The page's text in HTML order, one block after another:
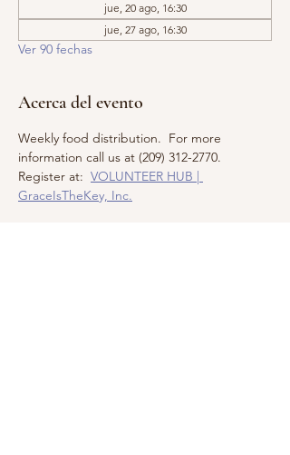
jue, 20 ago, 16:30
jue, 27 ago, 16:30
Ver 90 fechas
Acerca del evento
Weekly food distribution.  For more
information call us at (209) 312-2770.
Register at: VOLUNTEER HUB |
GraceIsTheKey, Inc.